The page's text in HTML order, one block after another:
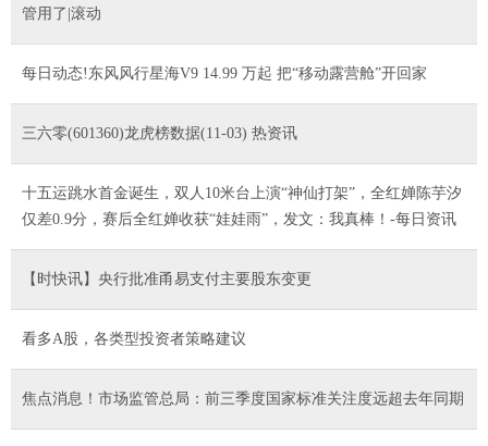
管用了|滚动
每日动态!东风风行星海V9 14.99 万起 把“移动露营舱”开回家
三六零(601360)龙虎榜数据(11-03) 热资讯
十五运跳水首金诞生，双人10米台上演“神仙打架”，全红婵陈芋汐
仅差0.9分，赛后全红婵收获“娃娃雨”，发文：我真棒！-每日资讯
【时快讯】央行批准甬易支付主要股东变更
看多A股，各类型投资者策略建议
焦点消息！市场监管总局：前三季度国家标准关注度远超去年同期